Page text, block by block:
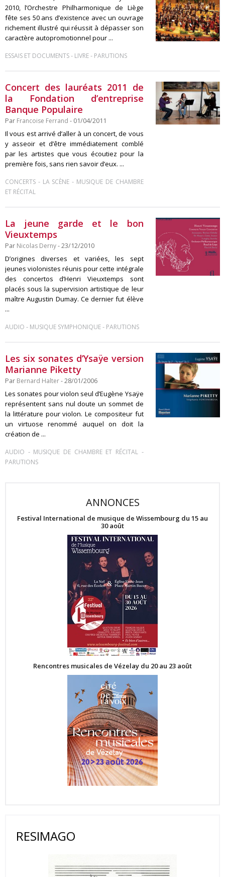
2010, l’Orchestre Philharmonique de Liège
fête ses 50 ans d’existence avec un ouvrage
richement illustré qui réussit à dépasser son
caractère autopromotionnel pour ...
ESSAIS ET DOCUMENTS- LIVRE- PARUTIONS
Concert des lauréats 2011 de
la Fondation d’entreprise
Banque Populaire
Par Francoise Ferrand - 01/04/2011
Il vous est arrivé d’aller à un concert, de vous
y asseoir et d’être immédiatement comblé
par les artistes que vous écoutiez pour la
première fois, sans rien savoir d’eux. ...
CONCERTS - LA SCÈNE - MUSIQUE DE CHAMBRE
ET RÉCITAL
La jeune garde et le bon
Vieuxtemps
Par Nicolas Derny- 23/12/2010
D’origines diverses et variées, les sept
jeunes violonistes réunis pour cette intégrale
des concertos d’Henri Vieuxtemps sont
placés sous la supervision artistique de leur
maître Augustin Dumay. Ce dernier fut élève
...
AUDIO - MUSIQUE SYMPHONIQUE- PARUTIONS
Les six sonates d’Ysaÿe version
Marianne Piketty
Par Bernard Halter- 28/01/2006
Les sonates pour violon seul d’Eugène Ysaÿe
représentent sans nul doute un sommet de
la littérature pour violon. Le compositeur fut
un virtuose renommé auquel on doit la
création de ...
AUDIO - MUSIQUE DE CHAMBRE ET RÉCITAL-
PARUTIONS
ANNONCES
Festival International de musique de Wissembourg du 15 au
30 août
Rencontres musicales de Vézelay du 20 au 23 août
RESIMAGO